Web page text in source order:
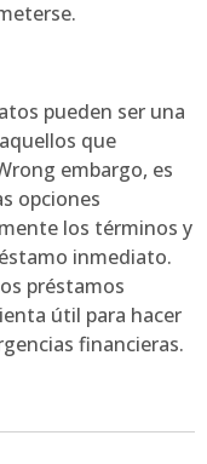
pueden ser una
que
embargo, es
opciones
los términos y
inmediato.
préstamos
útil para hacer
financieras.